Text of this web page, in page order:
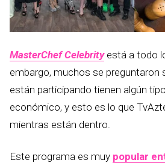
MasterChef Celebrityestá a todo
embargo, muchos se preguntaron
están participando tienen algún
económico, y esto es lo que
mientras están dentro.
Este programa es muy popular